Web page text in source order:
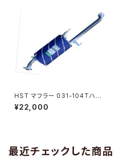
HST マフラー 031-104Tハイ
エース TRH224W(2WD)トヨ
タ 本体オールステンレス パイプ
¥22,000
最近チェックした商品